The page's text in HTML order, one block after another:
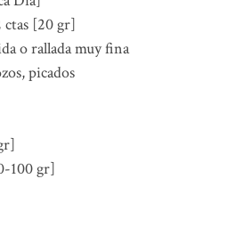
ctas [20 gr]
o rallada muy fina
picados
100 gr]